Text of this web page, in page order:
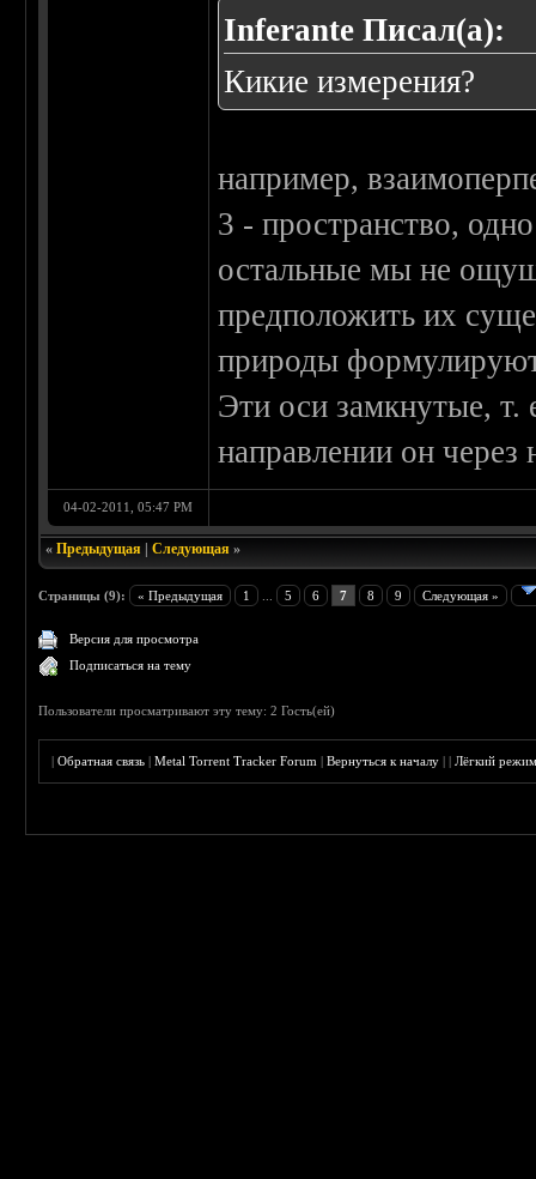
Inferante Писал(а):
Кикие измерения?
например,
3 - пространство,
остальные мы не
предположить их
природы
Эти оси замкнутые, т.
направлении он через
04-02-2011, 05:47 PM
«Предыдущая |Следующая »
Страницы (9): « Предыдущая 1 5 6 7 8 9 Следующая »
Версия для просмотра
Подписаться на тему
Пользователи просматривают эту тему: 2 Гость(ей)
|Обратная связь |Metal Torrent Tracker Forum |Вернуться к началу ||Лёгкий